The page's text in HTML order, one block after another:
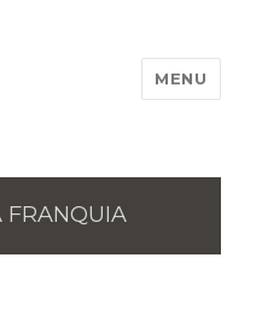
MENU
FRANQUIA